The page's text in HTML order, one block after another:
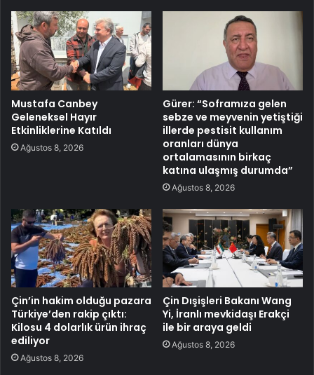
Mustafa Canbey
Geleneksel Hayır
Etkinliklerine Katıldı
Ağustos 8, 2026
Gürer: “Soframıza gelen
sebze ve meyvenin yetiştiği
illerde pestisit kullanım
oranları dünya
ortalamasının birkaç
katına ulaşmış durumda”
Ağustos 8, 2026
Çin’in hakim olduğu pazara
Türkiye’den rakip çıktı:
Kilosu 4 dolarlık ürün ihraç
ediliyor
Ağustos 8, 2026
Çin Dışişleri Bakanı Wang
Yi, İranlı mevkidaşı Erakçi
ile bir araya geldi
Ağustos 8, 2026